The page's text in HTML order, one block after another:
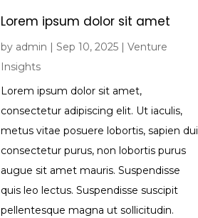
Lorem ipsum dolor sit amet
by admin |Sep 10, 2025 |Venture
Insights
Lorem ipsum dolor sit amet,
consectetur adipiscing elit. Ut iaculis,
metus vitae posuere lobortis, sapien dui
consectetur purus, non lobortis purus
augue sit amet mauris. Suspendisse
quis leo lectus. Suspendisse suscipit
pellentesque magna ut sollicitudin.